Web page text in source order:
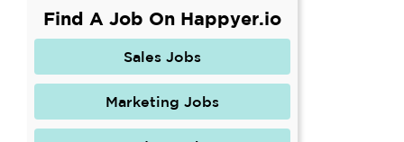
Find A Job On Happyer.io
Sales Jobs
Marketing Jobs